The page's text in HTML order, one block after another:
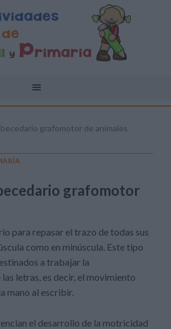
grafomotor de animales
grafomotor
para repasar el trazo de todas sus
como en minúscula. Este tipo
a trabajar la
letras, es decir, el movimiento
mano al escribir.
el desarrollo de la motricidad